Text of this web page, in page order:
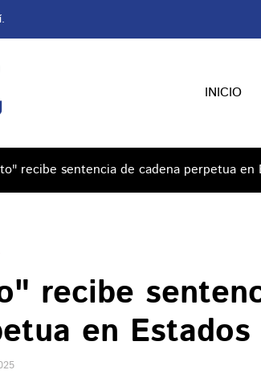
INICIO
recibe sentencia de cadena perpetua en
recibe
en